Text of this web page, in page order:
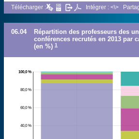
Télécharger : Intégrer : <\>
06.04
Répartition des professeurs des
conférences recrutés en 2013 par
(en %)1
40,0 %
60,0 %
80,0 %
100,0 %